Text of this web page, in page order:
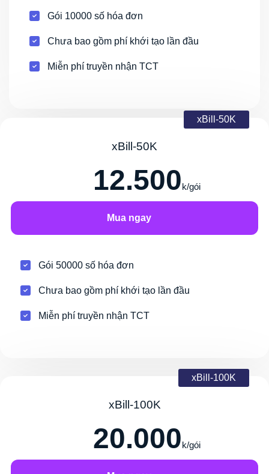
Gói 10000 số hóa đơn
Chưa bao gồm phí khới tạo lần đầu
Miễn phí truyền nhận TCT
xBill-50K
xBill-50K
12.500k/gói
Mua ngay
Gói 50000 số hóa đơn
Chưa bao gồm phí khới tạo lần đầu
Miễn phí truyền nhận TCT
xBill-100K
xBill-100K
20.000k/gói